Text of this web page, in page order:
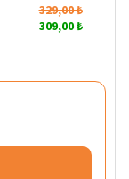
329,00 ₺
309,00 ₺